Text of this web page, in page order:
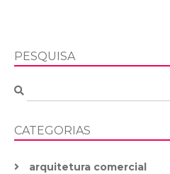
PESQUISA
CATEGORIAS
arquitetura comercial